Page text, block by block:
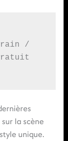
/
la scène
unique.